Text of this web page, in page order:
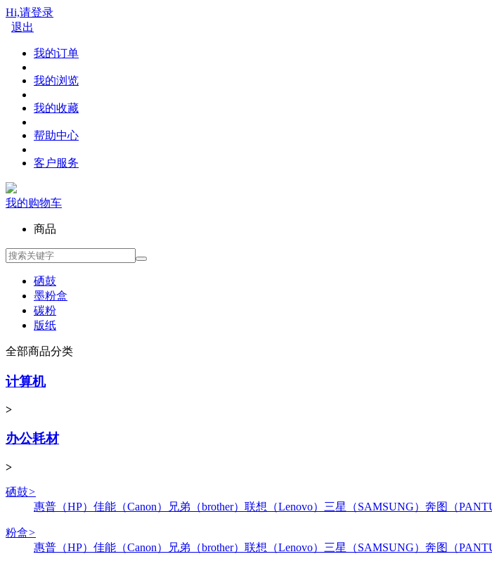
Hi,请登录
退出
我的订单
我的浏览
我的收藏
帮助中心
客户服务
我的购物车
商品
硒鼓
墨粉盒
碳粉
版纸
全部商品分类
计算机
>
办公耗材
>
硒鼓>
惠普（HP） 佳能（Canon） 兄弟（brother） 联想（Lenovo） 三星（SAMSUNG） 奔图（
粉盒>
惠普（HP） 佳能（Canon） 兄弟（brother） 联想（Lenovo） 三星（SAMSUNG） 奔图（